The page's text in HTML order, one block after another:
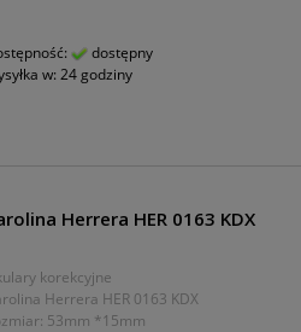
dostępny
w: 24 godziny
Herrera HER 0163 KDX
korekcyjne
Herrera HER 0163 KDX
53mm *15mm